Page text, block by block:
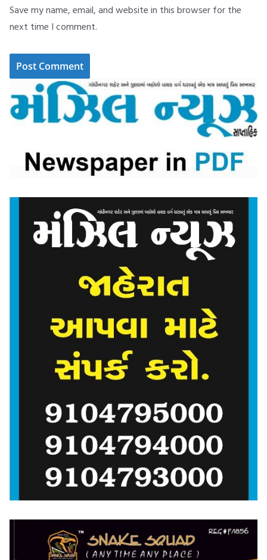
Save my name, email, and website in this browser for the
next time I comment.